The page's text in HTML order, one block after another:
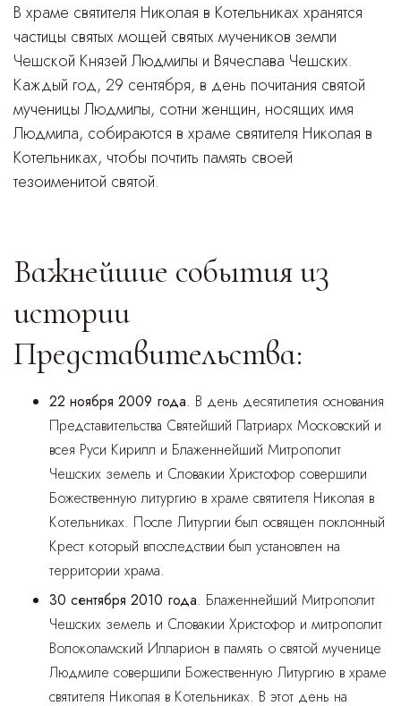
В храме святителя Николая в Котельниках хранятся
частицы святых мощей святых мучеников земли
Чешской Князей Людмилы и Вячеслава Чешских.
Каждый год, 29 сентября, в день почитания святой
мученицы Людмилы, сотни женщин, носящих имя
Людмила, собираются в храме святителя Николая в
Котельниках, чтобы почтить память своей
тезоименитой святой.
Важнейшие события из
истории
Представительства:
22 ноября 2009 года. В день десятилетия основания
Представительства Святейший Патриарх Московский и
всея Руси Кирилл и Блаженнейший Митрополит
Чешских земель и Словакии Христофор совершили
Божественную литургию в храме святителя Николая в
Котельниках. После Литургии был освящен поклонный
Крест который впоследствии был установлен на
территории храма.
30 сентября 2010 года. Блаженнейший Митрополит
Чешских земель и Словакии Христофор и митрополит
Волоколамский Илларион в память о святой мученице
Людмиле совершили Божественную Литургию в храме
святителя Николая в Котельниках. В этот день на